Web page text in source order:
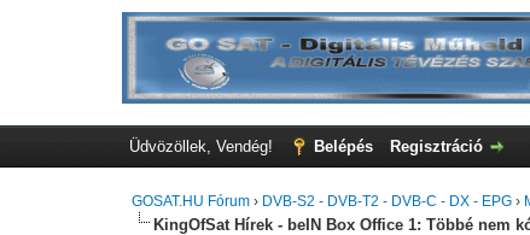
Üdvözöllek, Vendég! Belépés Regisztráció
GOSAT.HU Fórum › DVB-S2 - DVB-T2 - DVB-C - DX - EPG ›
KingOfSat Hírek - beIN Box Office 1: Többé nem